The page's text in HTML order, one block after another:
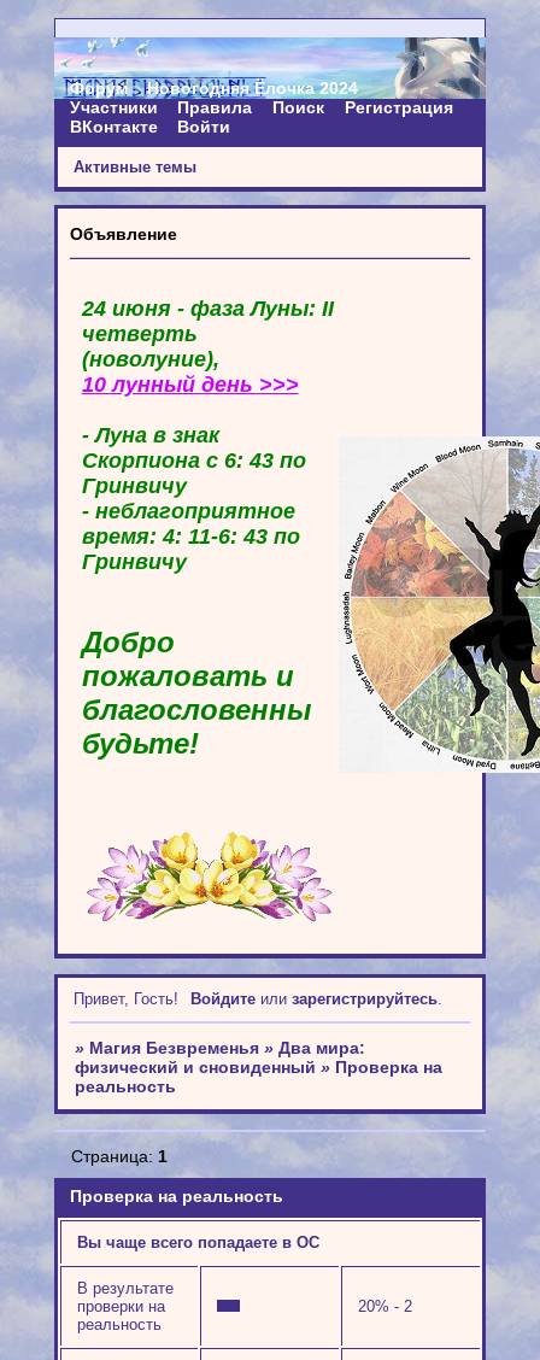
Форум
Новогодняя Ёлочка 2024
Участники
Правила Поиск
Регистрация
ВКонтакте
Войти
Активные темы
Объявление
24 июня - фаза Луны: II
четверть
(новолуние),
10 лунный день >>>
- Луна в знак
Скорпиона с 6: 43 по
Гринвичу
- неблагоприятное
время: 4: 11-6: 43 по
Гринвичу
Добро
пожаловать и
благословенны
будьте!
Привет, Гость! Войдитеили зарегистрируйтесь.
» Магия Безвременья » Два мира:
физический и сновиденный » Проверка на
реальность
Проверка на реальность
Страница: 1
Вы чаще всего попадаете в ОС
В результате
проверки на
реальность
20% - 2